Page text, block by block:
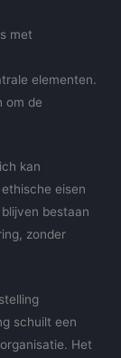
met
elementen.
om de
kan
eisen
bestaan
zonder
schuilt een
Het